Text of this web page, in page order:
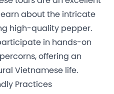
about the intricate
high-quality pepper.
in hands-on
offering an
Vietnamese life.
Practices